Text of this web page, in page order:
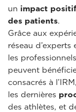
un impact
des patients.
Grâce aux
réseau d’experts
les
peuvent
consacrés à
les dernières
des athlètes, et